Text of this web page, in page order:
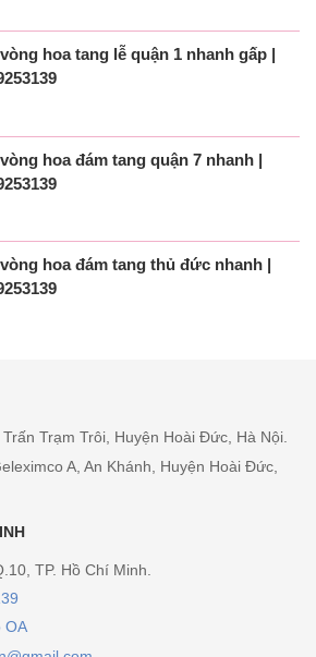
hoa tang lễ quận 1 nhanh gấp |
hoa đám tang quận 7 nhanh |
hoa đám tang thủ đức nhanh |
Trạm Trôi, Huyện Hoài Đức, Hà Nội.
A, An Khánh, Huyện Hoài Đức,
TP. Hồ Chí Minh.
OA